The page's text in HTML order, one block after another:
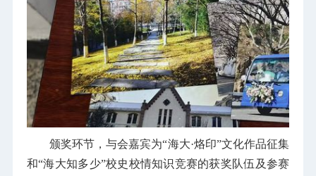
颁奖环节，与会嘉宾为“海大·烙印”文化作品征集
和“海大知多少”校史校情知识竞赛的获奖队伍及参赛